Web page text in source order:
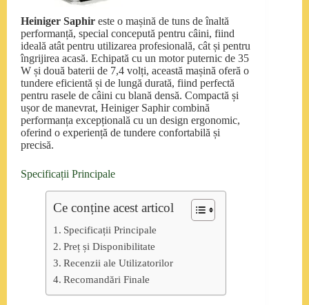
Heiniger Saphir este o mașină de tuns de înaltă
performanță, special concepută pentru câini, fiind
ideală atât pentru utilizarea profesională, cât și pentru
îngrijirea acasă. Echipată cu un motor puternic de 35
W și două baterii de 7,4 volți, această mașină oferă o
tundere eficientă și de lungă durată, fiind perfectă
pentru rasele de câini cu blană densă. Compactă și
ușor de manevrat, Heiniger Saphir combină
performanța excepțională cu un design ergonomic,
oferind o experiență de tundere confortabilă și
precisă.
Specificații Principale
Ce conține acest articol
Specificații Principale
Preț și Disponibilitate
Recenzii ale Utilizatorilor
Recomandări Finale